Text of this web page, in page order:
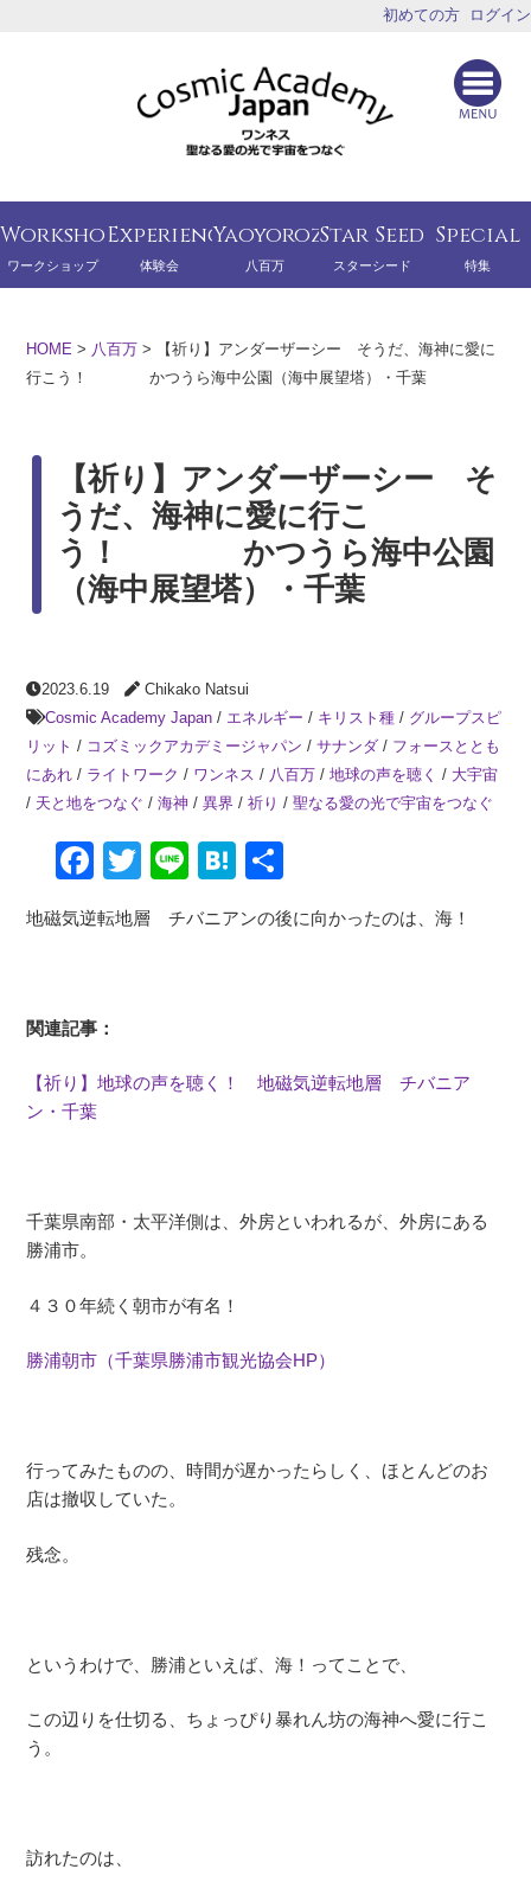
初めての方 ログイン
Workshop
ワークショップ
Experience
体験会
Yaoyorozu
八百万
Star Seed
スターシード
Special
特集
HOME > 八百万 >
【祈り】アンダーザーシー そうだ、海神に愛に
行こう！ かつうら海中公園（海中展望塔）・千葉
【祈り】アンダーザーシー そ
うだ、海神に愛に行こ
う！ かつうら海中公園
（海中展望塔）・千葉
2023.6.19
Chikako Natsui
Cosmic Academy Japan / エネルギー / キリスト種 / グループスピ
リット / コズミックアカデミージャパン /サナンダ / フォースととも
にあれ / ライトワーク / ワンネス / 八百万 /地球の声を聴く / 大宇宙
/ 天と地をつなぐ /海神 /異界 /祈り /聖なる愛の光で宇宙をつなぐ
Facebook
Twitter
LineHatena
共
地磁気逆転地層 チバニアンの後に向かったのは、海！
関連記事：
【祈り】地球の声を聴く！ 地磁気逆転地層 チバニア
ン・千葉
千葉県南部・太平洋側は、外房といわれるが、外房にある
勝浦市。
４３０年続く朝市が有名！
勝浦朝市（千葉県勝浦市観光協会HP）
行ってみたものの、時間が遅かったらしく、ほとんどのお
店は撤収していた。
残念。
というわけで、勝浦といえば、海！ってことで、
この辺りを仕切る、ちょっぴり暴れん坊の海神へ愛に行こ
う。
訪れたのは、